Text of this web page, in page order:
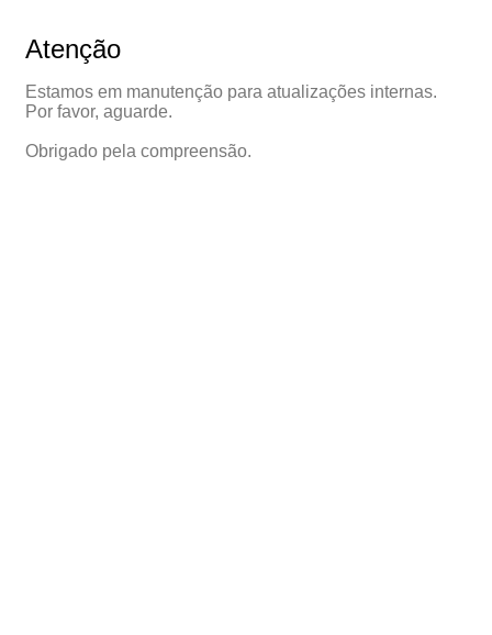
Atenção
Estamos em manutenção para atualizações internas.
Por favor, aguarde.
Obrigado pela compreensão.